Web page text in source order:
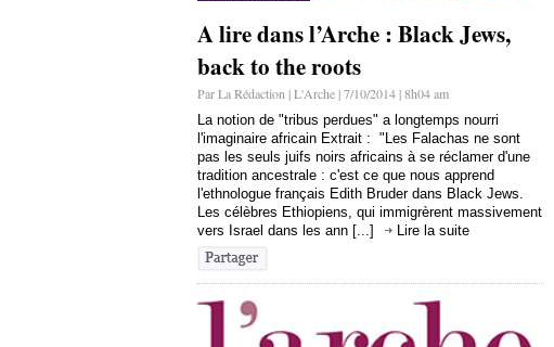
A lire dans l’Arche : Black Jews,
back to the roots
Par La Rédaction | L'Arche | 7/10/2014 | 8h04 am
La notion de "tribus perdues" a longtemps nourri
l'imaginaire africain Extrait : "Les Falachas ne sont
pas les seuls juifs noirs africains à se réclamer d'une
tradition ancestrale : c'est ce que nous apprend
l'ethnologue français Edith Bruder dans Black Jews.
Les célèbres Ethiopiens, qui immigrèrent massivement
vers Israel dans les ann [...]
Lire la suite